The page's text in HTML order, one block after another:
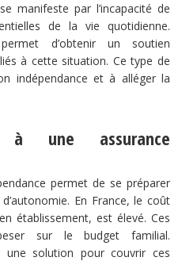
manifeste par l’incapacité de
de la vie quotidienne.
d’obtenir un soutien
à cette situation. Ce type de
indépendance et à alléger la
à une assurance
permet de se préparer
En France, le coût
établissement, est élevé. Ces
sur le budget familial.
une solution pour couvrir ces